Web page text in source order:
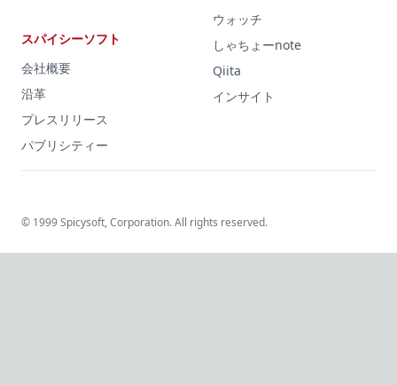
スパイシーソフト
会社概要
沿革
プレスリリース
パブリシティー
ウォッチ
しゃちょーnote
Qiita
インサイト
© 1999 Spicysoft, Corporation. All rights reserved.